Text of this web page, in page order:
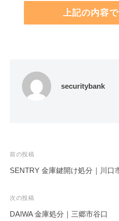
securitybank
投
稿
ビ
ゲ
前の投稿
SENTRY 金庫鍵開け処分｜川口
次の投稿
DAIWA 金庫処分｜三郷市谷口